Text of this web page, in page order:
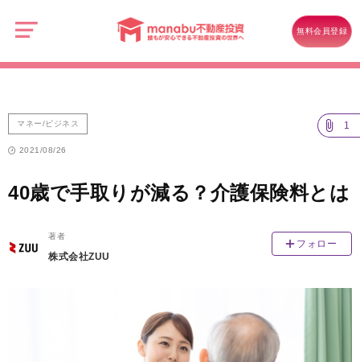
無料会員登録
40歳で手取りが減る？介護保険料とは
マネー/ビジネス 1
2021/08/26
40歳で手取りが減る？介護保険料とは
著者
株式会社ZUU
フォロー